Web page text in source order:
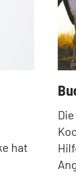
hat
: